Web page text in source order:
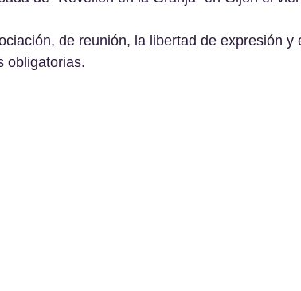
de reunión, la libertad de expresión y
obligatorias.